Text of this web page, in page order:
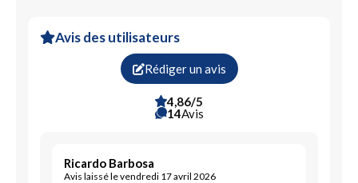
Avis des utilisateurs
Rédiger un avis
4,86/5
14Avis
Ricardo Barbosa
Avis laissé le vendredi 17 avril 2026